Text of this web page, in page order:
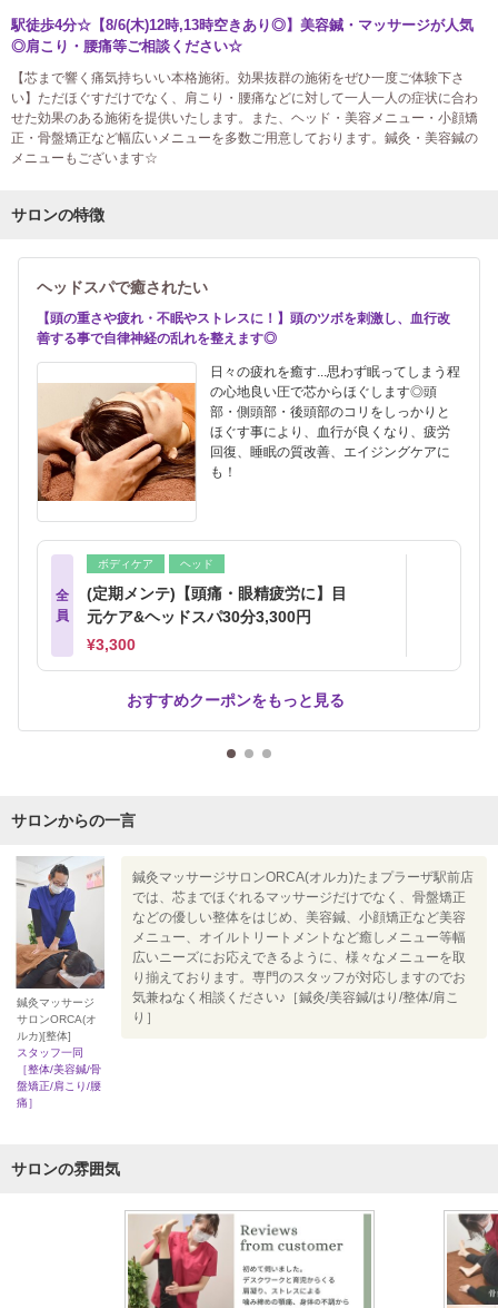
駅徒歩4分☆【8/6(木)12時,13時空きあり◎】美容鍼・マッサージが人気
◎肩こり・腰痛等ご相談ください☆
【芯まで響く痛気持ちいい本格施術。効果抜群の施術をぜひ一度ご体験下さ
い】ただほぐすだけでなく、肩こり・腰痛などに対して一人一人の症状に合わ
せた効果のある施術を提供いたします。また、ヘッド・美容メニュー・小顔矯
正・骨盤矯正など幅広いメニューを多数ご用意しております。鍼灸・美容鍼の
メニューもございます☆
サロンの特徴
ヘッドスパで癒されたい
【頭の重さや疲れ・不眠やストレスに！】頭のツボを刺激し、血行改
善する事で自律神経の乱れを整えます◎
日々の疲れを癒す...思わず眠ってしまう程
の心地良い圧で芯からほぐします◎頭
部・側頭部・後頭部のコリをしっかりと
ほぐす事により、血行が良くなり、疲労
回復、睡眠の質改善、エイジングケアに
も！
全
員
ボディケア ヘッド
(定期メンテ)【頭痛・眼精疲労に】目
元ケア&ヘッドスパ30分3,300円
¥3,300
おすすめクーポンをもっと見る
サロンからの一言
鍼灸マッサージ
サロンORCA(オ
ルカ)[整体]
スタッフ一同
［整体/美容鍼/骨
盤矯正/肩こり/腰
痛］
鍼灸マッサージサロンORCA(オルカ)たまプラーザ駅前店
では、芯までほぐれるマッサージだけでなく、骨盤矯正
などの優しい整体をはじめ、美容鍼、小顔矯正など美容
メニュー、オイルトリートメントなど癒しメニュー等幅
広いニーズにお応えできるように、様々なメニューを取
り揃えております。専門のスタッフが対応しますのでお
気兼ねなく相談ください♪［鍼灸/美容鍼/はり/整体/肩こ
り］
サロンの雰囲気